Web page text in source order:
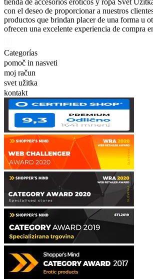
con el deseo de proporcionar a nuestros
productos que brindan placer de una forma u
ofrecen una excelente experiencia de compra
Categorías
pomoč in nasveti
moj račun
svet užitka
kontakt